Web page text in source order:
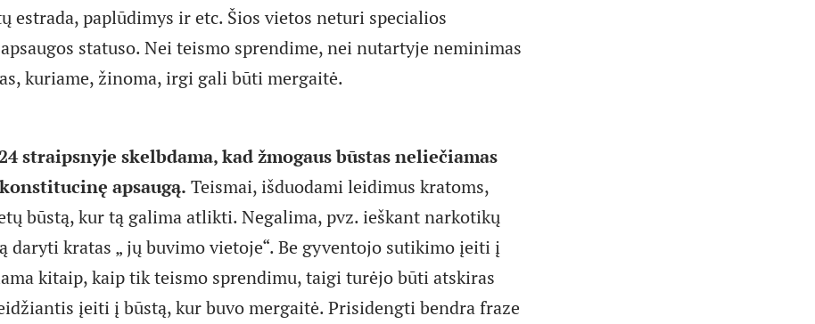
estrada, paplūdimys ir etc. Šios vietos neturi specialios
statuso. Nei teismo sprendime, nei nutartyje neminimas
kuriame, žinoma, irgi gali būti mergaitė.
straipsnyje skelbdama, kad žmogaus būstas neliečiamas
apsaugą. Teismai, išduodami leidimus kratoms,
būstą, kur tą galima atlikti. Negalima, pvz. ieškant narkotikų
daryti kratas „ jų buvimo vietoje“. Be gyventojo sutikimo įeiti į
kitaip, kaip tik teismo sprendimu, taigi turėjo būti atskiras
įeiti į būstą, kur buvo mergaitė. Prisidengti bendra fraze